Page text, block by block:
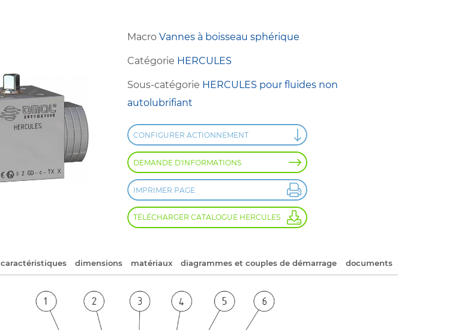
MacroVannes à boisseau sphérique
Catégorie HERCULES
Sous-catégorie HERCULES pour fluides non
autolubrifiant
CONFIGURER ACTIONNEMENT
DEMANDE D'INFORMATIONS
IMPRIMER PAGE
TÉLÉCHARGER CATALOGUE HERCULES
caractéristiques dimensions matériaux diagrammes et couples de démarrage documents